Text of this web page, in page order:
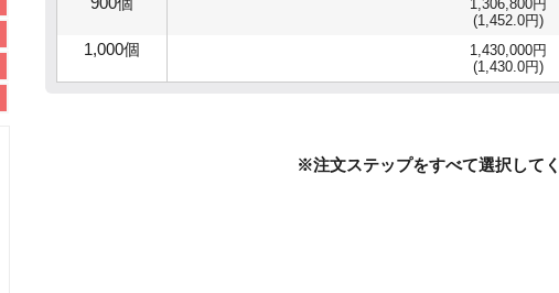
1,306,800円
(1,452.0円)
1,000個
1,430,000円
(1,430.0円)
※注文ステップをすべて選択して